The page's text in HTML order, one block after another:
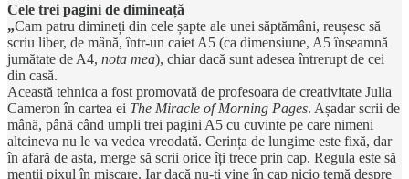
Cele trei pagini de dimineață
„Cam patru dimineți din cele șapte ale unei săptămâni, reușesc să
scriu liber, de mână, într-un caiet A5 (ca dimensiune, A5 înseamnă
jumătate de A4, nota mea), chiar dacă sunt adesea întrerupt de cei
din casă.
Această tehnica a fost promovată de profesoara de creativitate Julia
Cameron în cartea ei The Miracle of Morning Pages. Așadar scrii de
mână, până când umpli trei pagini A5 cu cuvinte pe care nimeni
altcineva nu le va vedea vreodată. Cerința de lungime este fixă, dar
în afară de asta, merge să scrii orice îți trece prin cap. Regula este să
menții pixul în mișcare. Iar dacă nu-ți vine în cap nicio temă despre